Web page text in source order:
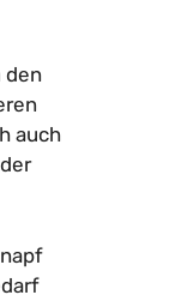
den
auch